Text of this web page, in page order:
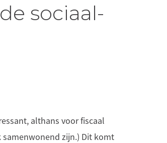
sociaal-
althans voor fiscaal
zijn.) Dit komt